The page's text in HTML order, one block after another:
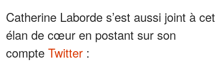
Catherine Laborde s’est aussi joint à cet
élan de cœur en postant sur son
compte Twitter :